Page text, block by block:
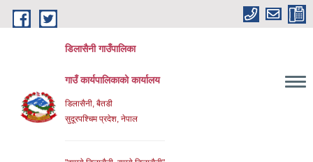
Skip to main content
डिलासैनी गाउँपालिका
गाउँ कार्यपालिकाको कार्यालय
डिलासैनी, बैतडी
सुदूरपश्चिम प्रदेश, नेपाल